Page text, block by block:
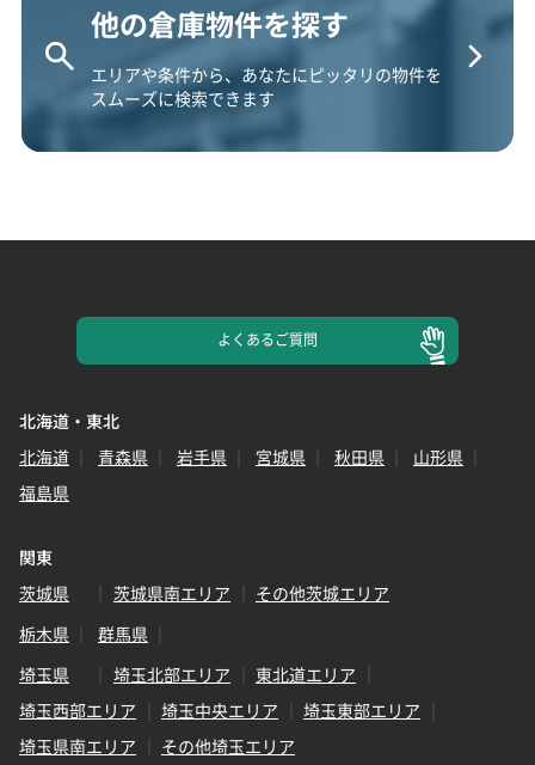
他の倉庫物件を探す
エリアや条件から、あなたにピッタリの物件を
スムーズに検索できます
よくあるご質問
北海道・東北
北海道
青森県 岩手県 宮城県 秋田県
山形県
福島県
関東
茨城県
茨城県南エリア
その他茨城エリア
栃木県
群馬県
埼玉県
埼玉北部エリア
東北道エリア
埼玉西部エリア
埼玉中央エリア
埼玉東部エリア
埼玉県南エリア
その他埼玉エリア